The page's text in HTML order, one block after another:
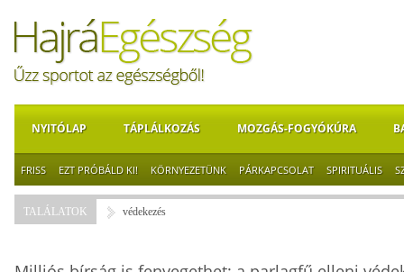
NYITÓLAP TÁPLÁLKOZÁS MOZGÁS-FOGYÓKÚRA
FRISS EZT PRÓBÁLD KI! KÖRNYEZETÜNK PÁRKAPCSOLAT SPIRITUÁLIS
TALÁLATOK védekezés